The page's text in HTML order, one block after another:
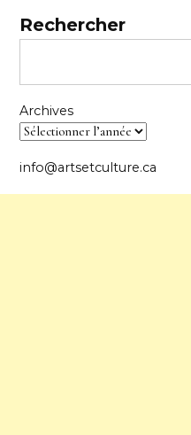
Rechercher
Archives
info@artsetculture.ca